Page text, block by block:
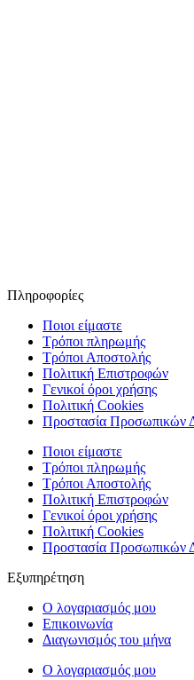
Πληροφορίες
Ποιοι είμαστε
Τρόποι πληρωμής
Τρόποι Αποστολής
Πολιτική Επιστροφών
Γενικοί όροι χρήσης
Πολιτική Cookies
Προστασία Προσωπικών
Ποιοι είμαστε
Τρόποι πληρωμής
Τρόποι Αποστολής
Πολιτική Επιστροφών
Γενικοί όροι χρήσης
Πολιτική Cookies
Προστασία Προσωπικών
Εξυπηρέτηση
Ο λογαριασμός μου
Επικοινωνία
Διαγωνισμός του μήνα
Ο λογαριασμός μου